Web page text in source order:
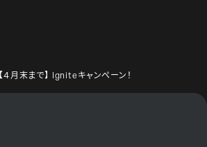
【４月末まで】 Igniteキャンペーン！